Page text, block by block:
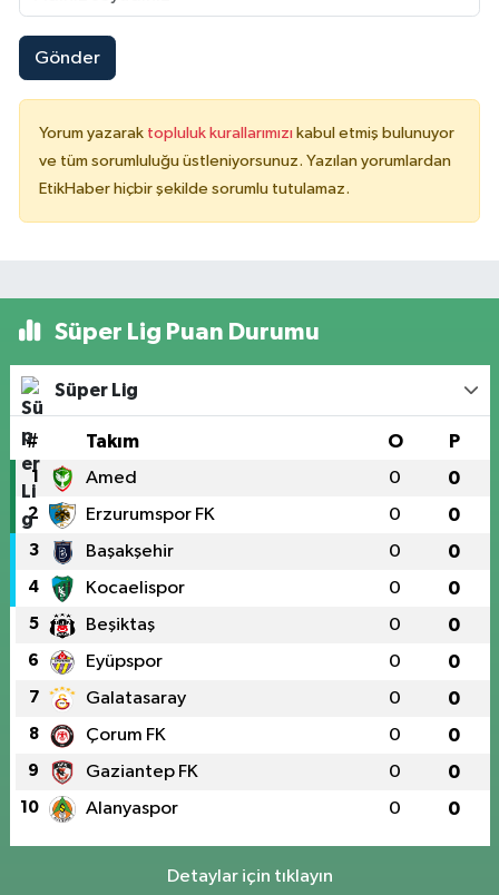
Gönder
Yorum yazarak topluluk kurallarımızı kabul etmiş bulunuyor
ve tüm sorumluluğu üstleniyorsunuz. Yazılan yorumlardan
EtikHaber hiçbir şekilde sorumlu tutulamaz.
Süper Lig Puan Durumu
Süper Lig
# Takım O P
1 Amed 0 0
2 Erzurumspor FK 0 0
3 Başakşehir 0 0
4 Kocaelispor 0 0
5 Beşiktaş 0 0
6 Eyüpspor 0 0
7 Galatasaray 0 0
8 Çorum FK 0 0
9 Gaziantep FK 0 0
10 Alanyaspor 0 0
Detaylar için tıklayın